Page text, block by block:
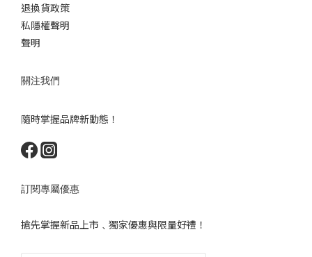
退換貨政策
私隱權聲明
聲明
關注我們
隨時掌握品牌新動態！
訂閱專屬優惠
搶先掌握新品上市﹑獨家優惠與限量好禮！